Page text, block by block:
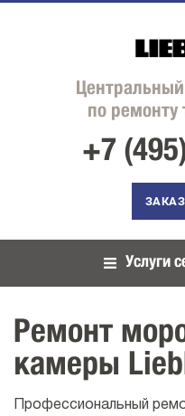
по ремонту
+7
Услуги
Ремонт
камеры
Профессиональный